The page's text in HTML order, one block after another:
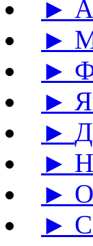
►
►
►
►
►
►
►
►